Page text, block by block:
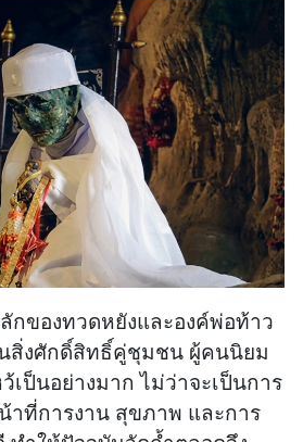
กของทวดหยังและองค์พ่อท้าว
นสิ่งศักดิ์สิทธิ์คู่ชุมชน ผู้คนนิยม
เป็นอย่างมาก ไม่ว่าจะเป็นการ
าที่การงาน สุขภาพ และการ